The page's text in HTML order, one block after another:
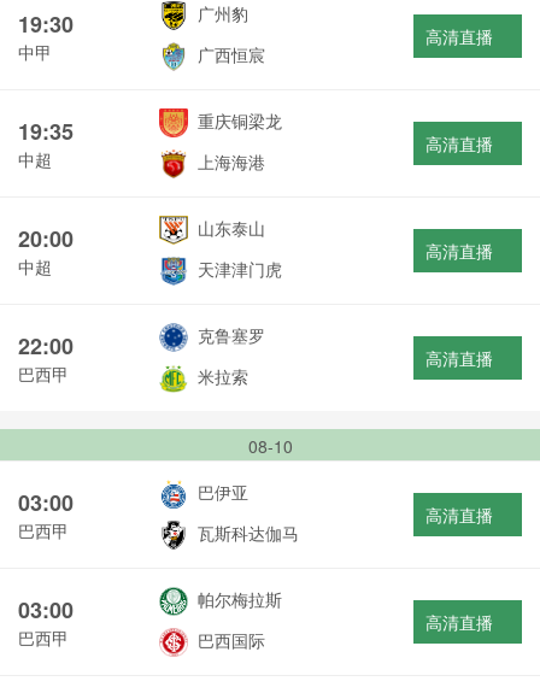
19:30
中甲
广州豹
广西恒宸
高清直播
19:35
中超
重庆铜梁龙
上海海港
高清直播
20:00
中超
山东泰山
天津津门虎
高清直播
22:00
巴西甲
克鲁塞罗
米拉索
高清直播
08-10
03:00
巴西甲
巴伊亚
瓦斯科达伽马
高清直播
03:00
巴西甲
帕尔梅拉斯
巴西国际
高清直播